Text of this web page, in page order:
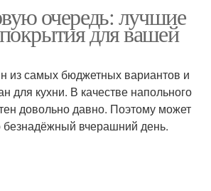
очередь: лучшие
для вашей
из самых бюджетных вариантов и
для кухни. В качестве напольного
довольно давно. Поэтому может
безнадёжный вчерашний день.